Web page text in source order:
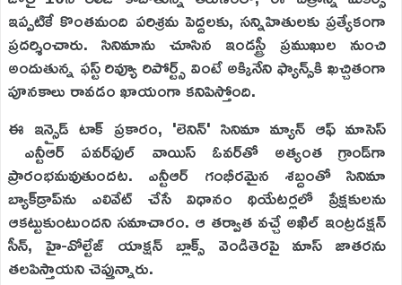
ఇప్పటికే కొంతమంది పరిశ్రమ పెద్దలకు, సన్నిహితులకు ప్రత్యేకంగా
ప్రదర్శించారు. సినిమాను చూసిన ఇండస్ట్రీ ప్రముఖుల నుంచి
అందుతున్న ఫస్ట్ రివ్యూ రిపోర్ట్స్ వింటే అక్కినేని ఫ్యాన్స్‌కి ఖచ్చితంగా
పూనకాలు రావడం ఖాయంగా కనిపిస్తోంది.
ఈ ఇన్సైడ్ టాక్ ప్రకారం, 'లెనిన్' సినిమా మ్యాన్ ఆఫ్ మాసెస్
ఎన్టీఆర్ పవర్‌ఫుల్ వాయిస్ ఓవర్‌తో అత్యంత గ్రాండ్‌గా
ప్రారంభమవుతుందట. ఎన్టీఆర్ గంభీరమైన శబ్దంతో సినిమా
బ్యాక్‌డ్రాప్‌ను ఎలివేట్ చేసే విధానం థియేటర్లలో ప్రేక్షకులను
ఆకట్టుకుంటుందని సమాచారం. ఆ తర్వాత వచ్చే అఖిల్ ఇంట్రడక్షన్
సీన్, హై-వోల్టేజ్ యాక్షన్ బ్లాక్స్ వెండితెరపై మాస్ జాతరను
తలపిస్తాయని చెప్తున్నారు.